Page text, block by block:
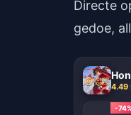
Directe
gedoe,
4.49
-